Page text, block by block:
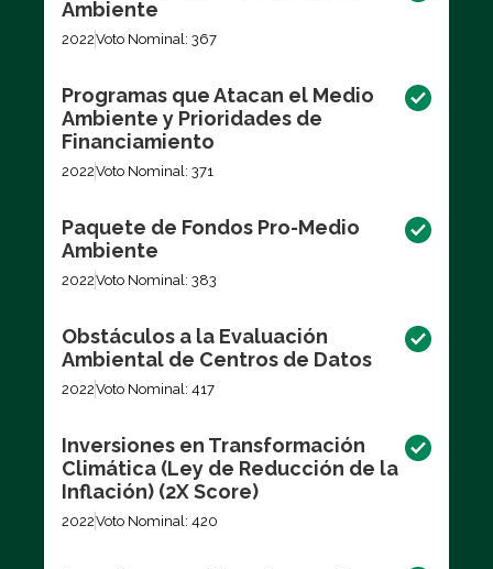
Ambiente
2022Voto Nominal: 367
Programas que Atacan el Medio
Ambiente y Prioridades de
Financiamiento
2022Voto Nominal: 371
Paquete de Fondos Pro-Medio
Ambiente
2022Voto Nominal: 383
Obstáculos a la Evaluación
Ambiental de Centros de Datos
2022Voto Nominal: 417
Inversiones en Transformación
Climática (Ley de Reducción de la
Inflación) (2X Score)
2022Voto Nominal: 420